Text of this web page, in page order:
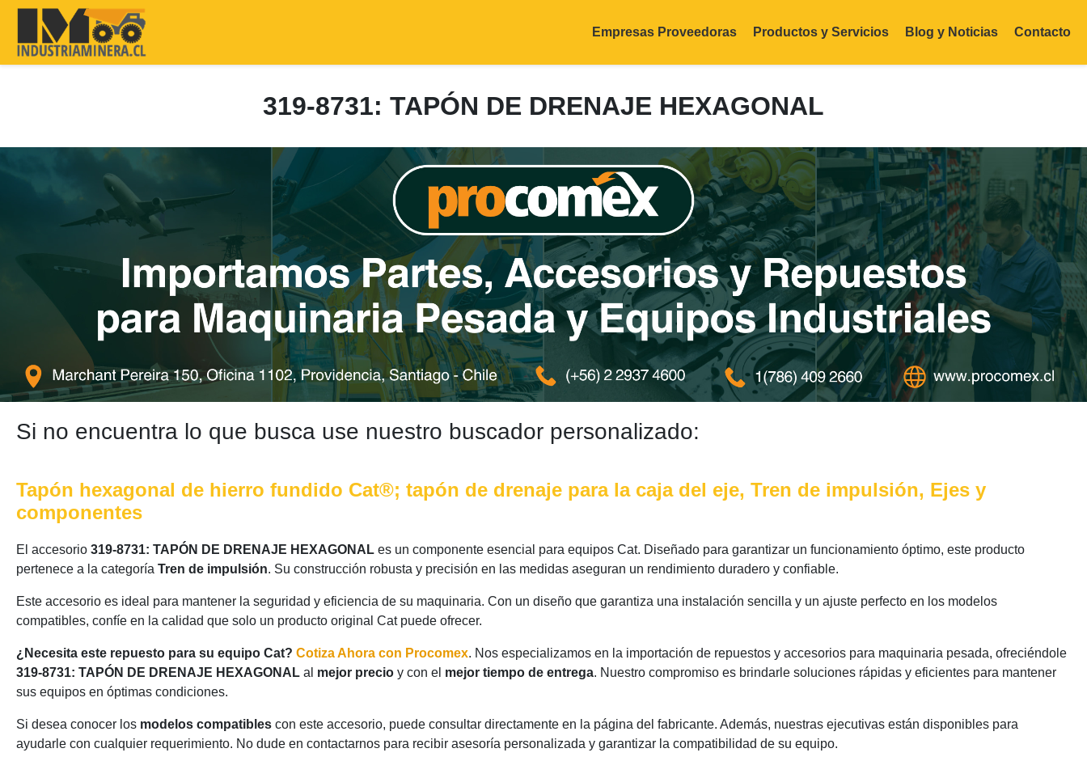
Empresas Proveedoras Productos y Servicios Blog y Noticias Contacto
319-8731: TAPÓN DE DRENAJE HEXAGONAL
Si no encuentra lo que busca use nuestro buscador personalizado:
Tapón hexagonal de hierro fundido Cat®; tapón de drenaje para la caja del eje, Tren de impulsión, Ejes y
componentes
El accesorio 319-8731: TAPÓN DE DRENAJE HEXAGONAL es un componente esencial para equipos Cat. Diseñado para garantizar un funcionamiento óptimo, este producto
pertenece a la categoría Tren de impulsión. Su construcción robusta y precisión en las medidas aseguran un rendimiento duradero y confiable.
Este accesorio es ideal para mantener la seguridad y eficiencia de su maquinaria. Con un diseño que garantiza una instalación sencilla y un ajuste perfecto en los modelos
compatibles, confíe en la calidad que solo un producto original Cat puede ofrecer.
¿Necesita este repuesto para su equipo Cat? Cotiza Ahora con Procomex. Nos especializamos en la importación de repuestos y accesorios para maquinaria pesada, ofreciéndole
319-8731: TAPÓN DE DRENAJE HEXAGONAL al mejor precio y con el mejor tiempo de entrega. Nuestro compromiso es brindarle soluciones rápidas y eficientes para mantener
sus equipos en óptimas condiciones.
Si desea conocer los modelos compatibles con este accesorio, puede consultar directamente en la página del fabricante. Además, nuestras ejecutivas están disponibles para
ayudarle con cualquier requerimiento. No dude en contactarnos para recibir asesoría personalizada y garantizar la compatibilidad de su equipo.